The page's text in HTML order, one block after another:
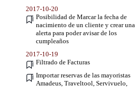
2017-10-20
Posibilidad de Marcar la fecha de
nacimiento de un cliente y crear una
alerta para poder avisar de los
cumpleaños
2017-10-19
Filtrado de Facturas
Importar reservas de las mayoristas
Amadeus, Traveltool, Servivuelo,